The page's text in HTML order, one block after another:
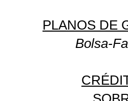
PLANOS DE
Bolsa-